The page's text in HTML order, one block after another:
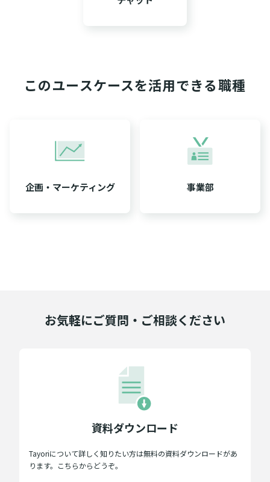
このユースケースを活用できる職種
企画・マーケティング 事業部
お気軽にご質問・ご相談ください
資料ダウンロード
Tayoriについて詳しく知りたい方は無料の資料ダウンロードがあ
ります。こちらからどうぞ。